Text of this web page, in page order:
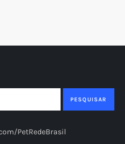
PESQUISAR
PetRedeBrasil